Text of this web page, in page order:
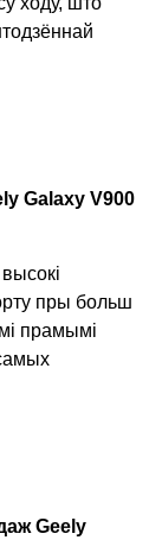
Galaxy V900
пры больш
прамымі
Geely